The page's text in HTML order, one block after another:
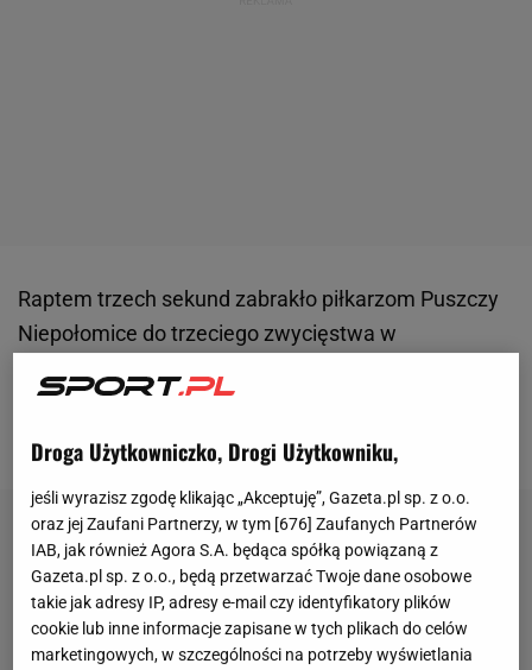
Raptem trzech sekund zabrakło piłkarzom Puszczy
Niepołomice do trzeciego zwycięstwa w
Ruchem Chorzów
już 2:0, by stracić wygraną w
Droga Użytkowniczko, Drogi Użytkowniku,
jeśli wyrazisz zgodę klikając „Akceptuję”, Gazeta.pl sp. z o.o.
oraz jej Zaufani Partnerzy, w tym [676] Zaufanych Partnerów
IAB, jak również Agora S.A. będąca spółką powiązaną z
Gazeta.pl sp. z o.o., będą przetwarzać Twoje dane osobowe
takie jak adresy IP, adresy e-mail czy identyfikatory plików
cookie lub inne informacje zapisane w tych plikach do celów
marketingowych, w szczególności na potrzeby wyświetlania